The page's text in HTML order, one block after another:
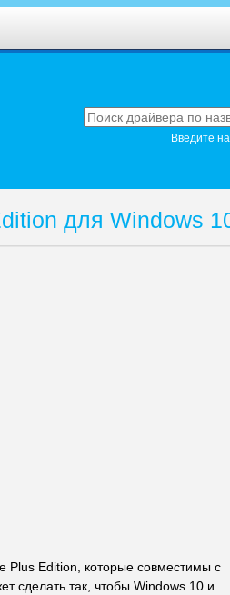
Введите
для Windows
Edition, которые совместимы с
сделать так, чтобы Windows 10 и